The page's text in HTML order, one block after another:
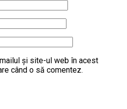
și site-ul web în acest
când o să comentez.